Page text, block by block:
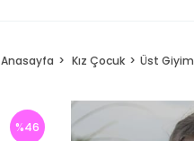
Anasayfa Kız Çocuk Üst Giyim
%46